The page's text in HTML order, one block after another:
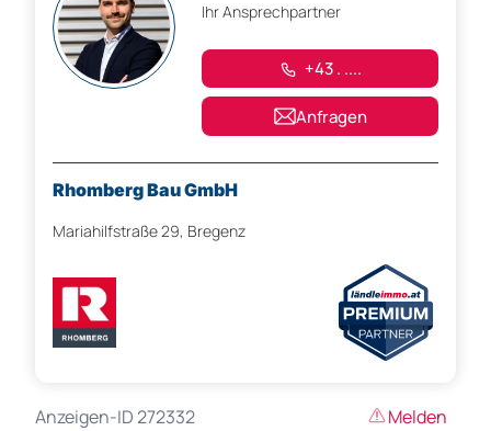
Ihr Ansprechpartner
+43 . ....
Anfragen
Rhomberg Bau GmbH
Mariahilfstraße 29, Bregenz
Anzeigen-ID 272332 Melden